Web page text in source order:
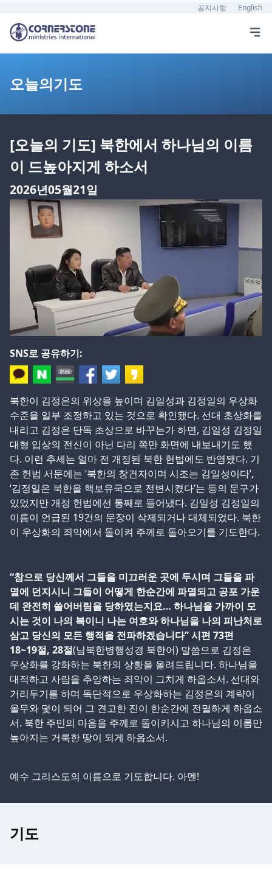
공지사항 English
오늘의기도
[오늘의 기도] 북한에서 하나님의 이름
이 드높아지게 하소서
2026년05월21일
SNS로 공유하기:
북한이 김정은의 위상을 높이며 김일성과 김정일의 우상화
수준을 일부 조정하고 있는 것으로 확인됐다. 선대 초상화를
내리고 김정은 단독 초상으로 바꾸는가 하면, 김일성 김정일
대형 입상의 전신이 아닌 다리 쪽만 화면에 내보내기도 했
다. 이런 추세는 얼마 전 개정된 북한 헌법에도 반영됐다. 기
존 헌법 서문에는 ‘북한의 창건자이며 시조는 김일성이다’,
‘김정일은 북한을 핵보유국으로 전변시켰다’는 등의 문구가
있었지만 개정 헌법에선 통째로 들어냈다. 김일성 김정일의
이름이 언급된 19건의 문장이 삭제되거나 대체되었다. 북한
이 우상화의 죄악에서 돌이켜 주께로 돌아오기를 기도한다.
“참으로 당신께서 그들을 미끄러운 곳에 두시며 그들을 파
멸에 던지시니 그들이 어떻게 한순간에 파멸되고 공포 가운
데 완전히 쓸어버림을 당하였는지요… 하나님을 가까이 모
시는 것이 나의 복이니 나는 여호와 하나님을 나의 피난처로
삼고 당신의 모든 행적을 전파하겠습니다” 시편 73편
18~19절, 28절(남북한병행성경 북한어) 말씀으로 김정은
우상화를 강화하는 북한의 상황을 올려드립니다. 하나님을
대적하고 사람을 추앙하는 죄악이 그치게 하옵소서. 선대와
거리두기를 하며 독단적으로 우상화하는 김정은의 계략이
올무와 덫이 되어 그 견고한 진이 한순간에 전멸하게 하옵소
서. 북한 주민의 마음을 주께로 돌이키시고 하나님의 이름만
높아지는 거룩한 땅이 되게 하옵소서.
예수 그리스도의 이름으로 기도합니다. 아멘!
기도